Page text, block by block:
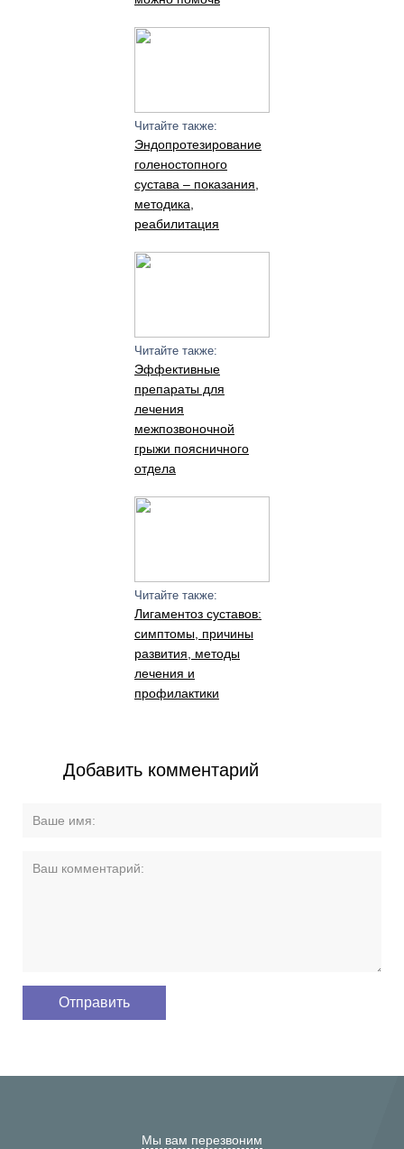
Читайте также:
Эндопротезирование
голеностопного
сустава – показания,
методика,
реабилитация
Читайте также:
Эффективные
препараты для
лечения
межпозвоночной
грыжи поясничного
отдела
Читайте также:
Лигаментоз суставов:
симптомы, причины
развития, методы
лечения и
профилактики
Добавить комментарий
Мы вам перезвоним